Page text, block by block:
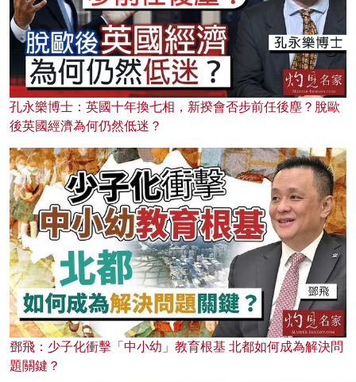
孔永樂博士：英國十年換七相，新揆會否步前任後塵？脫歐
後英國經濟為何仍然低迷？
鄧飛：少子化衝擊「中小幼」教育根基 北都如何成為解決問
題關鍵？